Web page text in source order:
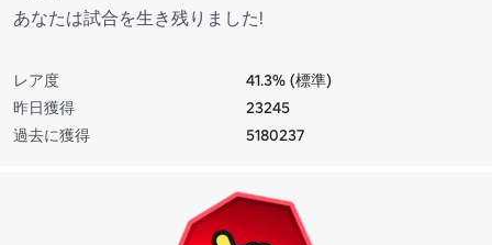
あなたは試合を生き残りました!
レア度
41.3% (標準)
昨日獲得
23245
過去に獲得
5180237